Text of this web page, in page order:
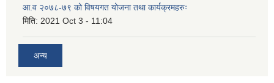
आ.व २०७८-७९ को विषयगत योजना तथा कार्यक्रमहरुः
मिति: 2021 Oct 3 - 11:04
अन्य